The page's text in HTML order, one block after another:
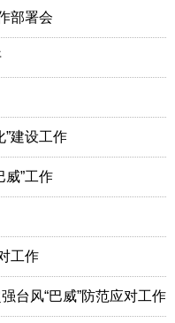
部署会
”建设工作
威”工作
工作
台风“巴威”防范应对工作